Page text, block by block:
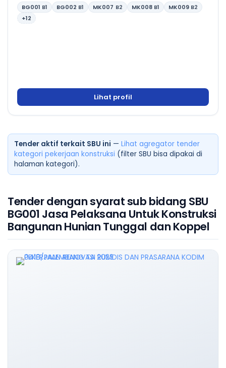
BG001 B1 BG002 B1 MK007 B2 MK008 B1 MK009 B2
+12
Lihat profil
Tender aktif terkait SBU ini — Lihat agregator tender
kategori pekerjaan konstruksi (filter SBU bisa dipakai di
halaman kategori).
Tender dengan syarat sub bidang SBU
BG001 Jasa Pelaksana Untuk Konstruksi
Bangunan Hunian Tunggal dan Koppel